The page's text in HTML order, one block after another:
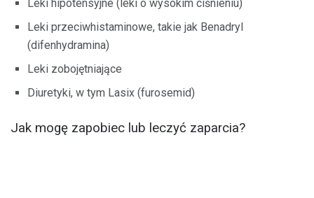
Leki hipotensyjne (leki o wysokim ciśnieniu)
Leki przeciwhistaminowe, takie jak Benadryl
(difenhydramina)
Leki zobojętniające
Diuretyki, w tym Lasix (furosemid)
Jak mogę zapobiec lub leczyć zaparcia?